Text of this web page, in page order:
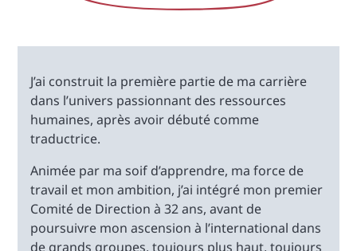
J’ai construit la première partie de ma carrière
dans l’univers passionnant des ressources
humaines, après avoir débuté comme
traductrice.
Animée par ma soif d’apprendre, ma force de
travail et mon ambition, j’ai intégré mon premier
Comité de Direction à 32 ans, avant de
poursuivre mon ascension à l’international dans
de grands groupes, toujours plus haut, toujours